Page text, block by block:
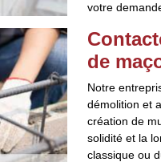
votre
de
Notre
démolition et
création de
solidité et la
classique ou